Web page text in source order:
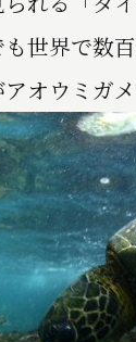
世界で数
オウミガ